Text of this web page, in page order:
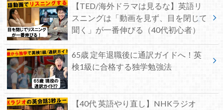
【TED/海外ドラマは見るな】英語リ
スニングは「動画を見ず、目を閉じて
聞く」が一番伸びる（40代初心者）
65歳 定年退職後に通訳ガイドへ！英
検1級に合格する独学勉強法
【40代 英語やり直し】NHKラジオ